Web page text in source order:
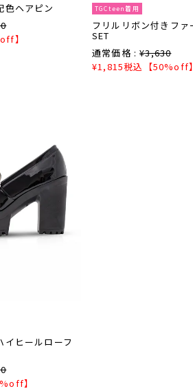
色ヘアピン
】
TGCteen着用
フリルリボン付きファ
SET
通常価格 : ¥3,630
¥1,815税込 【50%off】
イヒールローフ
】